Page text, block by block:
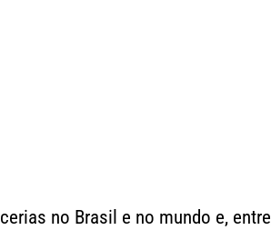
no Brasil e no mundo e, entre